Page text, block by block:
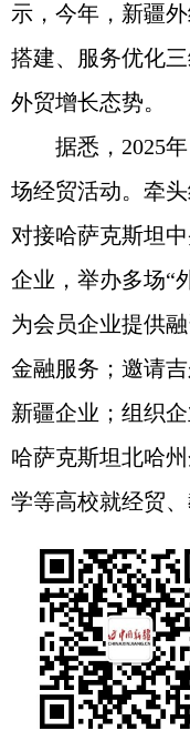
示，今年，新疆
搭建、服务优化
外贸增长态势。
据悉，2025
场经贸活动。牵
对接哈萨克斯坦
企业，举办多场“
为会员企业提供
金融服务；邀请
新疆企业；组织
哈萨克斯坦北哈
学等高校就经贸